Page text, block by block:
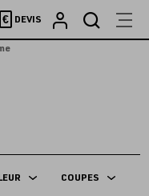
€ DEVIS
COUPES